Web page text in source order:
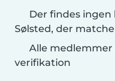
Der findes
Sølsted, der
Alle
verifikation